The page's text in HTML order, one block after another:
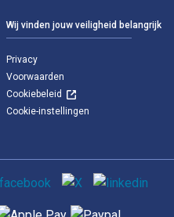
Wij vinden jouw veiligheid belangrijk
Privacy
Voorwaarden
Cookiebeleid
Cookie-instellingen